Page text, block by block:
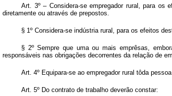
Art. 3º – Considera-se empregador rural, para
diretamente ou através de prepostos.
§ 1º Considera-se indústria rural, para os efeitos
§ 2º Sempre que uma ou mais emprêsas,
responsáveis nas obrigações decorrentes da relação de
Art. 4º Equipara-se ao empregador rural tôda
Art. 5º Do contrato de trabalho deverão constar: